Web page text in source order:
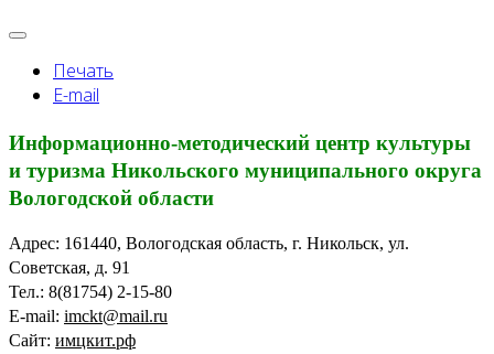
Печать
E-mail
Информационно-методический центр культуры
и туризма Никольского муниципального округа
Вологодской области
Адрес: 161440, Вологодская область, г. Никольск, ул.
Советская, д. 91
Тел.: 8(81754) 2-15-80
E-mail: imckt@mail.ru
Сайт: имцкит.рф